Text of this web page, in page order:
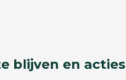
blijven en acties